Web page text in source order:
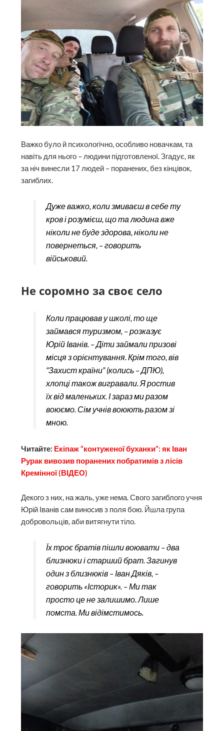
Важко було й психологічно, особливо новачкам, та
навіть для нього – людини підготовленої. Згадує, як
за ніч винесли 17 людей – поранених, без кінцівок,
загиблих.
Дуже важко, коли змиваєш в себе ту
кров і розумієш, що та людина вже
ніколи не буде здорова, ніколи не
повернеться, – говорить
військовий.
Не соромно за своє село
Коли працював у школі, то ще
займався туризмом, – розказує
Юрій Іванів. – Діти займали призові
місця з орієнтування. Крім того, вів
“Захист країни” (колись – ДПЮ),
хлопці також вигравали. Я ростив
їх від маленьких. І зараз ми разом
воюємо. Сім учнів воюють разом зі
мною.
Читайте: Екіпаж “контуженої буханки”: як Іван
Рурак вивозив поранених побратимів з лісів
Кремінної (ВІДЕО)
Декого з них, на жаль, уже нема. Свого загиблого учня
Юрій Іванів сам виносив з поля бою. Йшла група
добровольців, аби витягнути тіло.
Їх троє братів пішли воювати – два
близнюки і старший брат. Загинув
один з близнюків – Іван Дяків, –
говорить «Історик». – Ми так
просто це не залишимо. Лише
помста. Ми відімстимось.